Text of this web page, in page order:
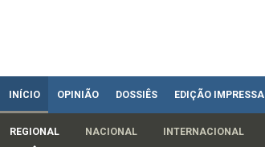
INÍCIO OPINIÃO DOSSIÊS EDIÇÃO IMPRESSA
REGIONAL NACIONAL INTERNACIONAL